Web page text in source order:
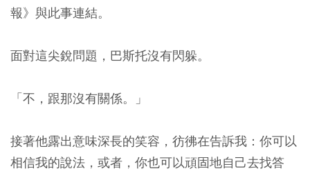
報》與此事連結。
面對這尖銳問題，巴斯托沒有閃躲。
「不，跟那沒有關係。」
接著他露出意味深長的笑容，彷彿在告訴我：你可以
相信我的說法，或者，你也可以頑固地自己去找答